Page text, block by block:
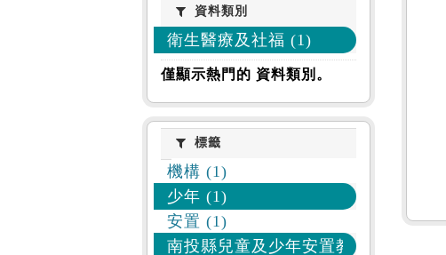
資料類別
資料類別
衛生醫療及社福 (1)
僅顯示熱門的 資料類別。
標籤標籤
機構 (1)
少年 (1)
安置 (1)
南投縣兒童及少年安置教養機構 (1)